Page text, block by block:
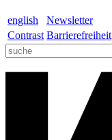
english
Newsletter
Contrast Barrierefreiheit